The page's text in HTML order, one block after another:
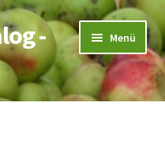
-
Menü